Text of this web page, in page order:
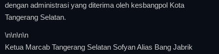
dengan administrasi yang diterima oleh kesbangpol Kota
Tangerang Selatan.
\n\n\n\n
Ketua Marcab Tangerang Selatan Sofyan Alias Bang Jabrik